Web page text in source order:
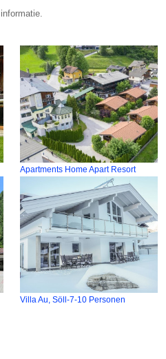
Apartments Home Apart Resort
Villa Au, Söll-7-10 Personen